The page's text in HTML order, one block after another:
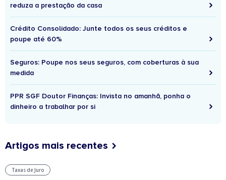
reduza a prestação da casa
Crédito Consolidado: Junte todos os seus créditos e
poupe até 60%
Seguros: Poupe nos seus seguros, com coberturas à sua
medida
PPR SGF Doutor Finanças: Invista no amanhã, ponha o
dinheiro a trabalhar por si
Artigos mais recentes
Taxas de Juro